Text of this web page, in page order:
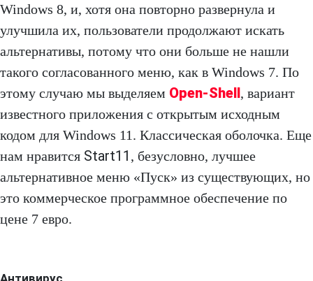
Windows 8, и, хотя она повторно развернула и
улучшила их, пользователи продолжают искать
альтернативы, потому что они больше не нашли
такого согласованного меню, как в Windows 7. По
этому случаю мы выделяем Open-Shell, вариант
известного приложения с открытым исходным
кодом для Windows 11. Классическая оболочка. Еще
нам нравится Start11 , безусловно, лучшее
альтернативное меню «Пуск» из существующих, но
это коммерческое программное обеспечение по
цене 7 евро.
Антивирус